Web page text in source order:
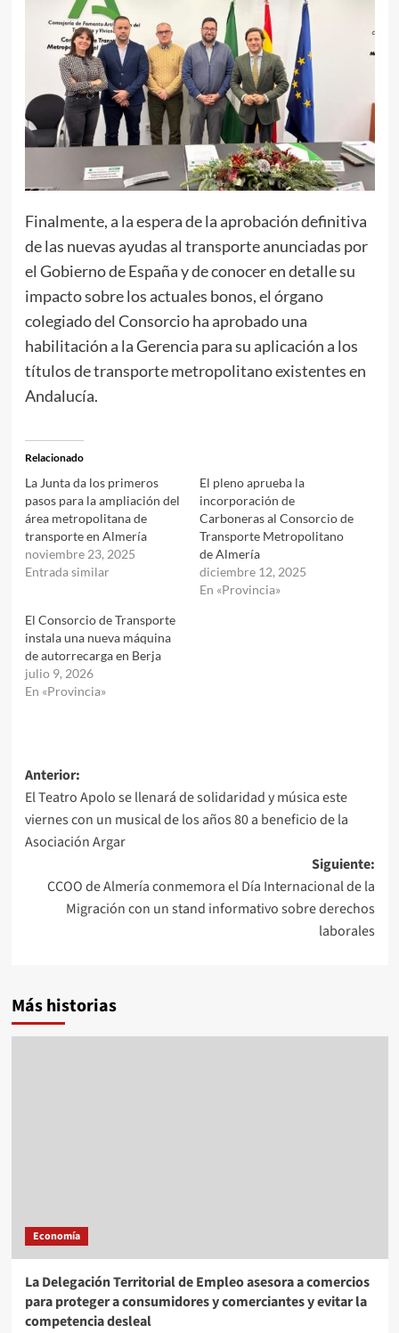
Finalmente, a la espera de la aprobación definitiva
de las nuevas ayudas al transporte anunciadas por
el Gobierno de España y de conocer en detalle su
impacto sobre los actuales bonos, el órgano
colegiado del Consorcio ha aprobado una
habilitación a la Gerencia para su aplicación a los
títulos de transporte metropolitano existentes en
Andalucía.
Relacionado
La Junta da los primeros
pasos para la ampliación del
área metropolitana de
transporte en Almería
noviembre 23, 2025
Entrada similar
El pleno aprueba la
incorporación de
Carboneras al Consorcio de
Transporte Metropolitano
de Almería
diciembre 12, 2025
En «Provincia»
El Consorcio de Transporte
instala una nueva máquina
de autorrecarga en Berja
julio 9, 2026
En «Provincia»
Navegación
de
entradas
Anterior:
El Teatro Apolo se llenará de solidaridad y música este
viernes con un musical de los años 80 a beneficio de la
Asociación Argar
Siguiente:
CCOO de Almería conmemora el Día Internacional de la
Migración con un stand informativo sobre derechos
laborales
Más historias
Economía
La Delegación Territorial de Empleo asesora a comercios
para proteger a consumidores y comerciantes y evitar la
competencia desleal